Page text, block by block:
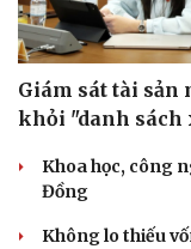
Giám sát tài sản
khỏi "danh sách
Khoa học, công
Đồng
Không lo thiếu